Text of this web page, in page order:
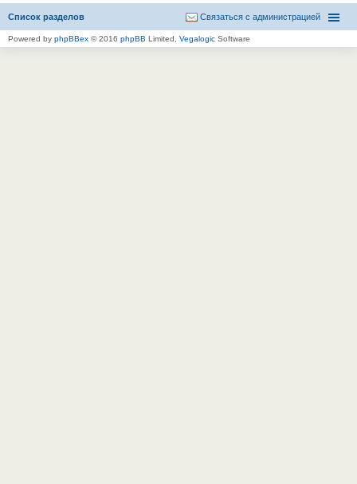
Список разделов Связаться с администрацией
Powered by phpBBex © 2016 phpBB Limited, Vegalogic Software